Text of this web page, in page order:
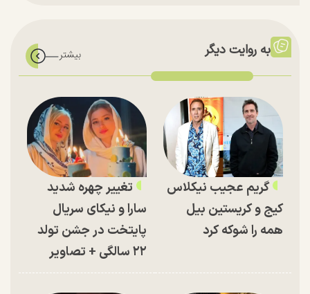
به روایت دیگر
گریم عجیب نیکلاس
کیج و کریستین بیل
همه را شوکه کرد
تغییر چهره شدید
سارا و نیکای سریال
پایتخت در جشن تولد
۲۲ سالگی + تصاویر